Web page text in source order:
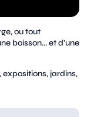
ou tout
boisson... et d'une
expositions, jardins,